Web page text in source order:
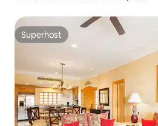
Superhost
Superhost